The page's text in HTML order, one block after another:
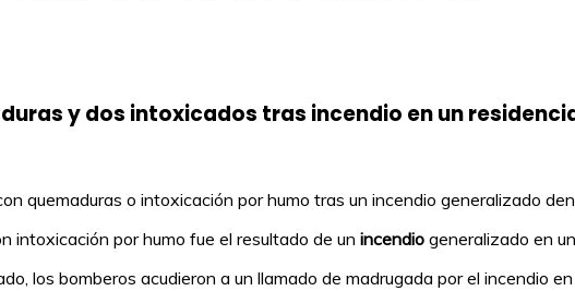
y dos intoxicados tras incendio en un
quemaduras o intoxicación por humo tras un incendio generalizado
intoxicación por humo fue el resultado de un incendio generalizado en un
los bomberos acudieron a un llamado de madrugada por el incendio